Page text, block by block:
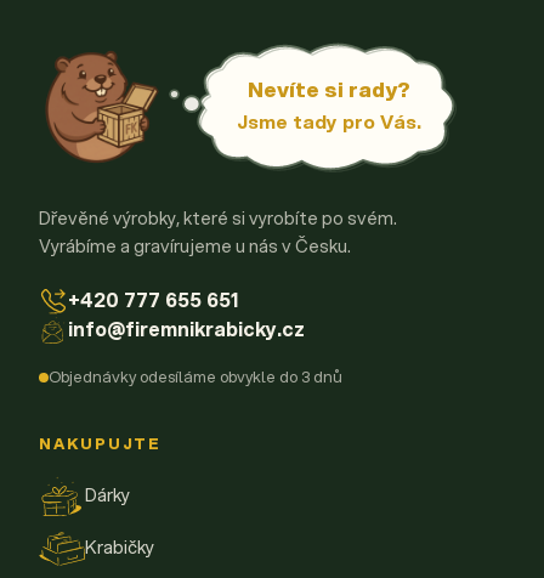
Nevíte si rady?
Jsme tady pro Vás.
Dřevěné výrobky, které si vyrobíte po svém.
Vyrábíme a gravírujeme u nás v Česku.
+420 777 655 651
info@firemnikrabicky.cz
Objednávky odesíláme obvykle do 3 dnů
NAKUPUJTE
Dárky
Krabičky